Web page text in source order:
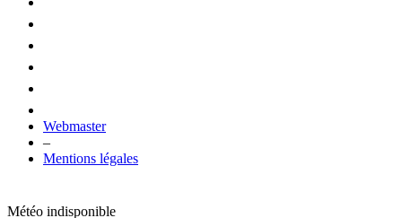
Webmaster
–
Mentions légales
Météo indisponible